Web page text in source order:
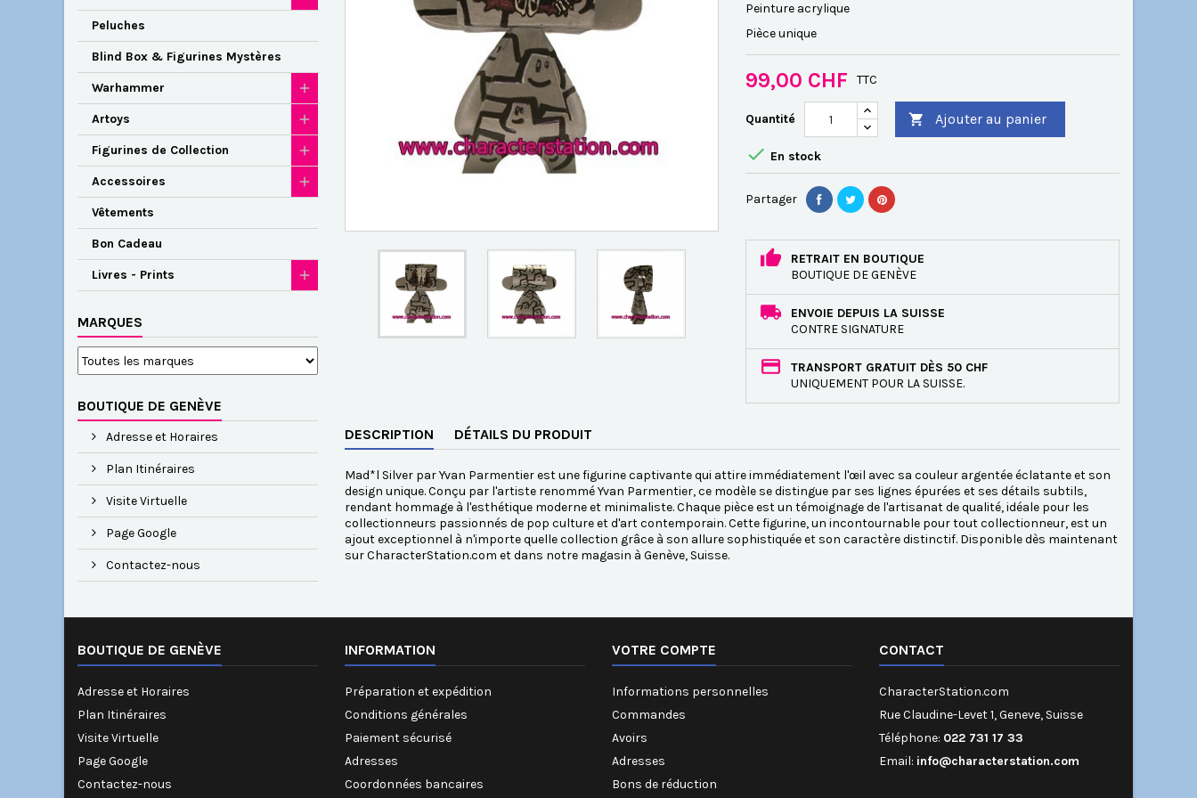
Peluches
Blind Box & Figurines Mystères
Warhammer
Artoys
Figurines de Collection
Accessoires
Vêtements
Bon Cadeau
Livres - Prints
MARQUES
BOUTIQUE DE GENÈVE
Adresse et Horaires
Plan Itinéraires
Visite Virtuelle
Page Google
Contactez-nous
Peinture acrylique
Pièce unique
99,00 CHF TTC
Quantité  Ajouter au panier
 En stock
Partager
RETRAIT EN BOUTIQUE
BOUTIQUE DE GENÈVE
ENVOIE DEPUIS LA SUISSE
CONTRE SIGNATURE
TRANSPORT GRATUIT DÈS 50 CHF
UNIQUEMENT POUR LA SUISSE.
DESCRIPTION DÉTAILS DU PRODUIT
Mad*l Silver par Yvan Parmentier est une figurine captivante qui attire immédiatement l'œil avec sa couleur argentée éclatante et son
design unique. Conçu par l'artiste renommé Yvan Parmentier, ce modèle se distingue par ses lignes épurées et ses détails subtils,
rendant hommage à l'esthétique moderne et minimaliste. Chaque pièce est un témoignage de l'artisanat de qualité, idéale pour les
collectionneurs passionnés de pop culture et d'art contemporain. Cette figurine, un incontournable pour tout collectionneur, est un
ajout exceptionnel à n'importe quelle collection grâce à son allure sophistiquée et son caractère distinctif. Disponible dès maintenant
sur CharacterStation.com et dans notre magasin à Genève, Suisse.
BOUTIQUE DE GENÈVE
Adresse et Horaires
Plan Itinéraires
Visite Virtuelle
Page Google
Contactez-nous
INFORMATION
Préparation et expédition
Conditions générales
Paiement sécurisé
Adresses
Coordonnées bancaires
VOTRE COMPTE
Informations personnelles
Commandes
Avoirs
Adresses
Bons de réduction
CONTACT
CharacterStation.com
Rue Claudine-Levet 1, Geneve, Suisse
Téléphone: 022 731 17 33
Email: info@characterstation.com